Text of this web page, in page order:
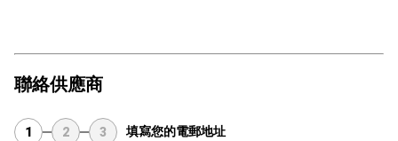
聯絡供應商
1 2 3 填寫您的電郵地址